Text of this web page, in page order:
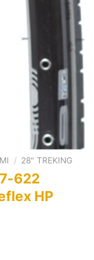
/ 28" TREKING
622
HP